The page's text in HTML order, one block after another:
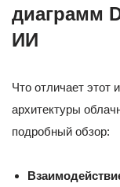
диаграмм
ИИ
Что отличает этот
архитектуры
подробный обзор: